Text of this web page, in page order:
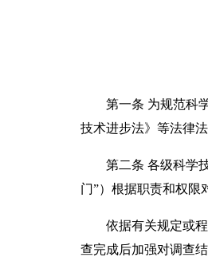
第一条 为规范科学
技术进步法》等法律
第二条 各级科学技
门”）根据职责和权限
依据有关规定或程
查完成后加强对调查